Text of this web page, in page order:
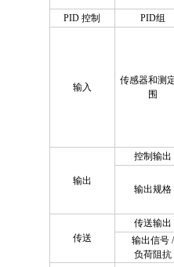
PID 控制 PID组
输入
传感器和测
围
输出
控制输出
输出规格
传送
传送输出
输出信号/
负荷阻抗